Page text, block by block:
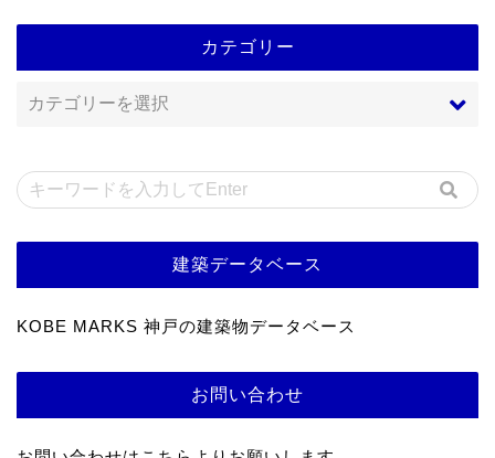
カテゴリー
建築データベース
KOBE MARKS 神戸の建築物データベース
お問い合わせ